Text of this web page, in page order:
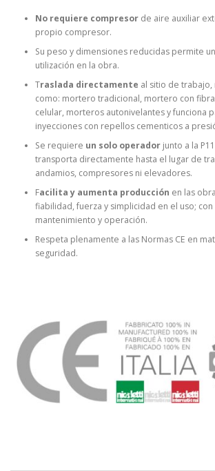
No requiere compresor de aire auxiliar
propio compresor.
Su peso y dimensiones reducidas permite
utilización en la obra.
Traslada directamente al sitio de
como: mortero tradicional, mortero con
celular, morteros autonivelantes y funciona
inyecciones con repellos cementicos a
Se requiere un solo operador junto a la
transporta directamente hasta el lugar de
andamios, compresores ni elevadores.
Facilita y aumenta producción en las
fiabilidad, fuerza y simplicidad en el uso;
mantenimiento y operación.
Respeta plenamente a las Normas CE en
seguridad.